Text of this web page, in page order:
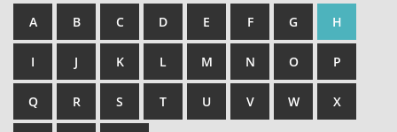
A B C D E F G H
I J K L M N O P
Q R S T U V W X